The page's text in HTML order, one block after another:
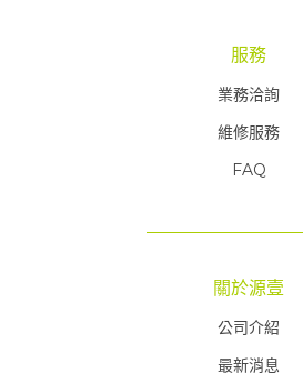
服務
業務洽詢
維修服務
FAQ
關於源壹
公司介紹
最新消息